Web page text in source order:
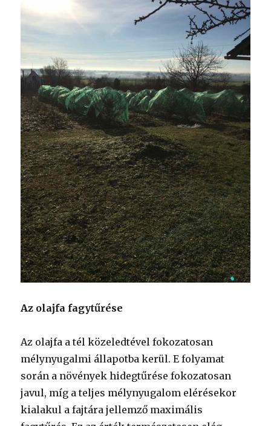
Az olajfa fagytűrése
Az olajfa a tél közeledtével fokozatosan
mélynyugalmi állapotba kerül. E folyamat
során a növények hidegtűrése fokozatosan
javul, míg a teljes mélynyugalom elérésekor
kialakul a fajtára jellemző maximális